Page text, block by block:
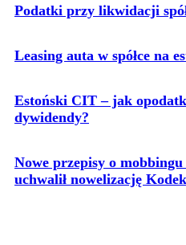
Podatki przy likwidacji
Leasing auta w spółce na
Estoński CIT – jak
dywidendy?
Nowe przepisy o
uchwalił nowelizację